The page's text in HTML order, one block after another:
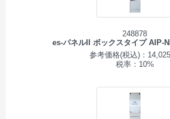
248878
es-パネルII ボックスタイプ AIP-
参考価格(税込)：
税率：10%